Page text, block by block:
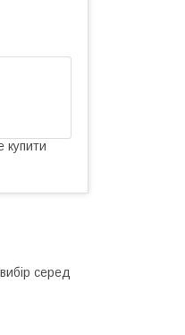
купити
серед